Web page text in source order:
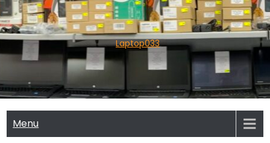
Skip
to
content
Laptop033
Menu